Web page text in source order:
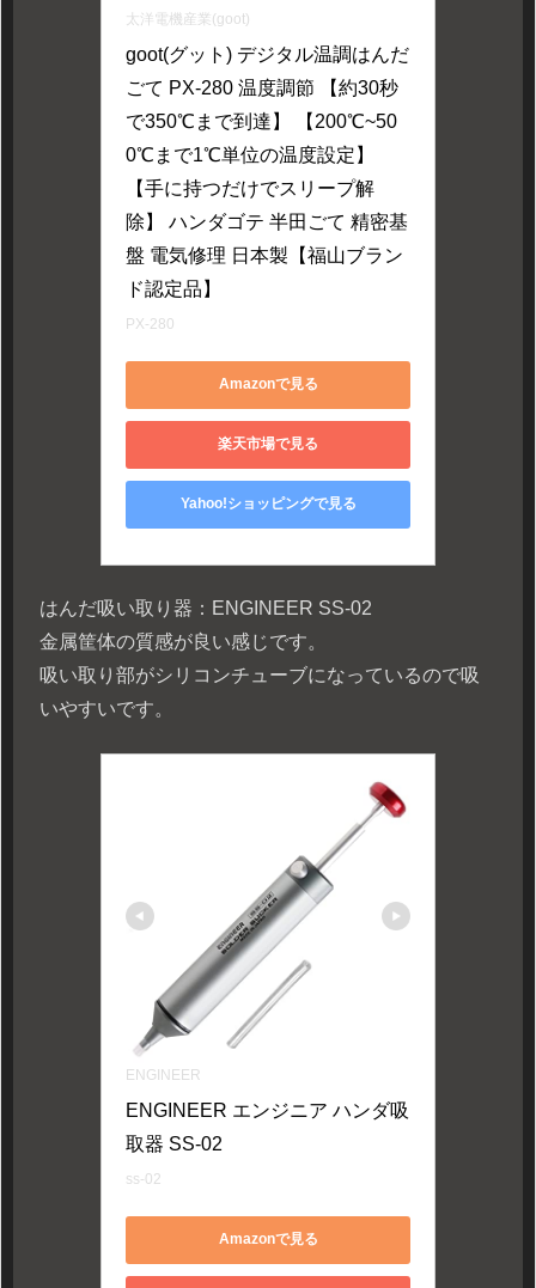
太洋電機産業(goot)
goot(グット) デジタル温調はんだ
ごて PX-280 温度調節 【約30秒
で350℃まで到達】 【200℃~50
0℃まで1℃単位の温度設定】
【手に持つだけでスリープ解
除】 ハンダゴテ 半田ごて 精密基
盤 電気修理 日本製【福山ブラン
ド認定品】
PX-280
Amazonで見る
楽天市場で見る
Yahoo!ショッピングで見る
はんだ吸い取り器：ENGINEER SS-02
金属筐体の質感が良い感じです。
吸い取り部がシリコンチューブになっているので吸
いやすいです。
ENGINEER
ENGINEER エンジニア ハンダ吸
取器 SS-02
ss-02
Amazonで見る